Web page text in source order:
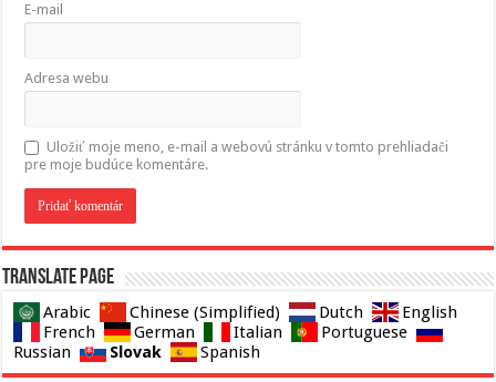
E-mail
Adresa webu
Uložiť moje meno, e-mail a webovú stránku v tomto prehliadači
pre moje budúce komentáre.
Translate page
Arabic Chinese (Simplified) Dutch
English
French
German Italian
Portuguese
Russian
Slovak Spanish